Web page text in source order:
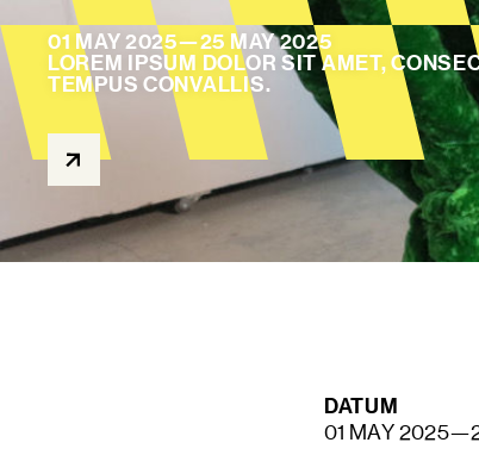
01 MAY 2025—25 MAY 2025
LOREM IPSUM DOLOR SIT AMET,
TEMPUS CONVALLIS.
DATUM
01 MAY 2025—